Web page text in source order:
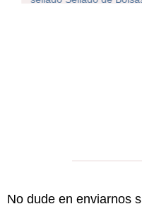
No dude en enviarnos